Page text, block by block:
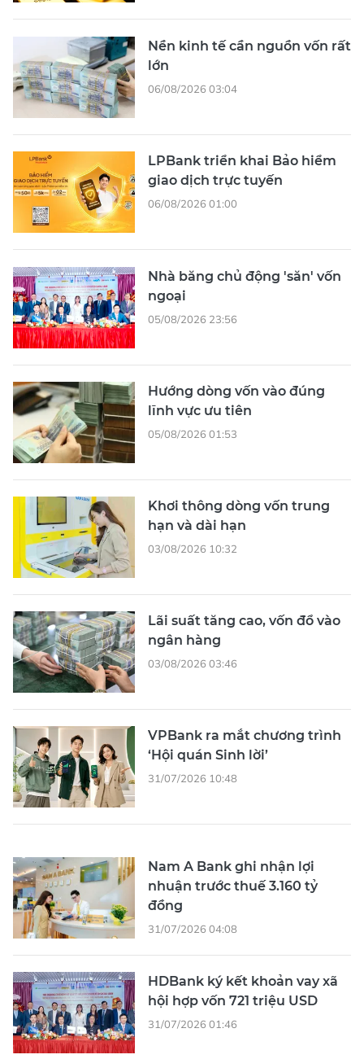
Nền kinh tế cần nguồn vốn rất
lớn
06/08/2026 03:04
LPBank triển khai Bảo hiểm
giao dịch trực tuyến
06/08/2026 01:00
Nhà băng chủ động 'săn' vốn
ngoại
05/08/2026 23:56
Hướng dòng vốn vào đúng
lĩnh vực ưu tiên
05/08/2026 01:53
Khơi thông dòng vốn trung
hạn và dài hạn
03/08/2026 10:32
Lãi suất tăng cao, vốn đổ vào
ngân hàng
03/08/2026 03:46
VPBank ra mắt chương trình
‘Hội quán Sinh lời’
31/07/2026 10:48
Nam A Bank ghi nhận lợi
nhuận trước thuế 3.160 tỷ
đồng
31/07/2026 04:08
HDBank ký kết khoản vay xã
hội hợp vốn 721 triệu USD
31/07/2026 01:46